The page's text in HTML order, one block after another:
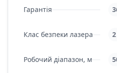
Гарантія
Клас безпеки лазера
Робочий діапазон, м